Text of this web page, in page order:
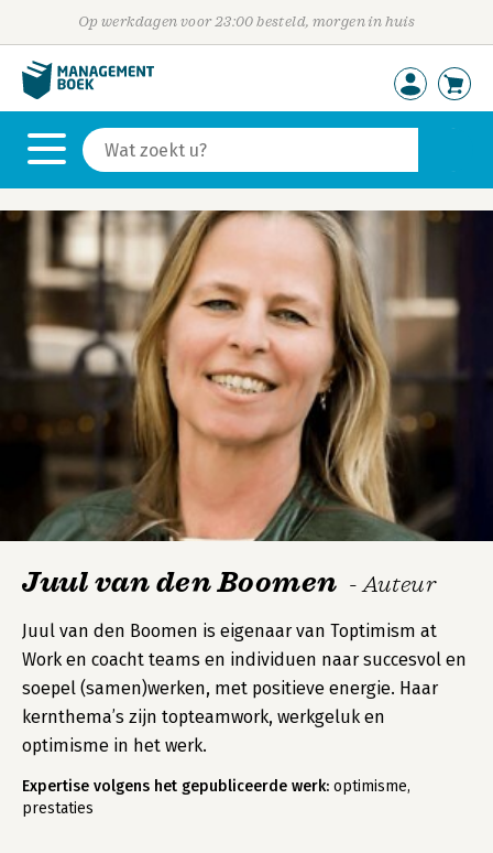
Op werkdagen voor 23:00 besteld, morgen in huis
Juul van den Boomen - Auteur
Juul van den Boomen is eigenaar van Toptimism at
Work en coacht teams en individuen naar succesvol en
soepel (samen)werken, met positieve energie. Haar
kernthema’s zijn topteamwork, werkgeluk en
optimisme in het werk.
Expertise volgens het gepubliceerde werk: optimisme,
prestaties